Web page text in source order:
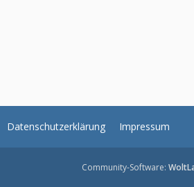
Datenschutzerklärung Impressum
Community-Software: